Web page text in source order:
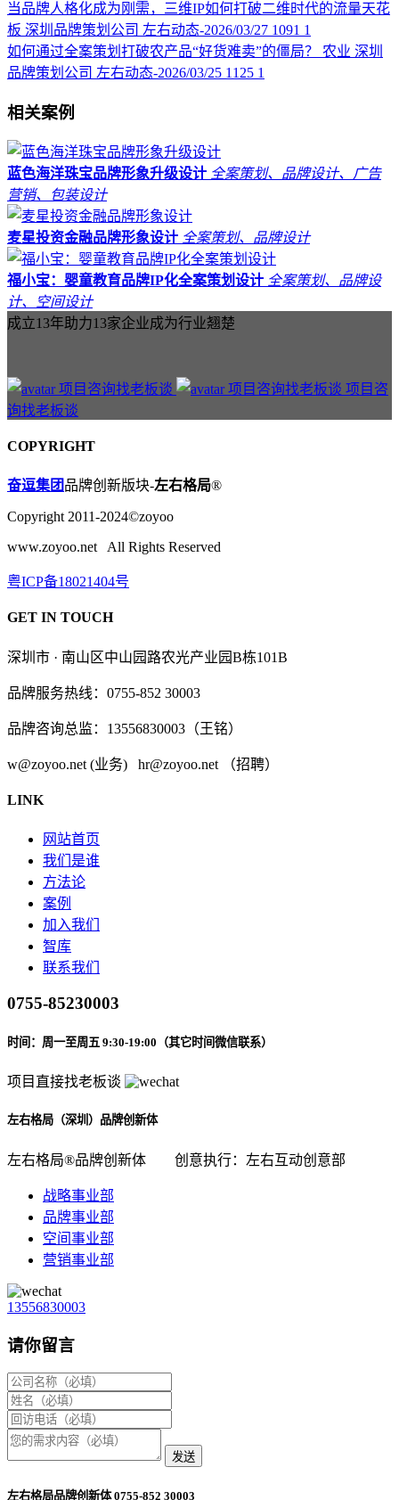
当品牌人格化成为刚需，三维IP如何打破二维时代的流量天花
板 深圳品牌策划公司 左右动态-2026/03/27 1091 1
如何通过全案策划打破农产品“好货难卖”的僵局？
农业 深圳
品牌策划公司 左右动态-2026/03/25 1125 1
相关案例
蓝色海洋珠宝品牌形象升级设计 全案策划、品牌设计、广告
营销、包装设计
麦星投资金融品牌形象设计 全案策划、品牌设计
福小宝：婴童教育品牌IP化全案策划设计 全案策划、品牌设
计、空间设计
成立13年助力13家企业成为行业翘楚
项目咨
询找老板谈
COPYRIGHT
奋逗集团品牌创新版块-左右格局®
Copyright 2011-2024©zoyoo
www.zoyoo.net All Rights Reserved
粤ICP备18021404号
GET IN TOUCH
深圳市 · 南山区中山园路农光产业园B栋101B
品牌服务热线：0755-852 30003
品牌咨询总监：13556830003（王铭）
w@zoyoo.net (业务) hr@zoyoo.net （招聘）
LINK
网站首页
我们是谁
方法论
案例
加入我们
智库
联系我们
0755-85230003
时间：周一至周五 9:30-19:00（其它时间微信联系）
项目直接找老板谈
左右格局（深圳）品牌创新体
左右格局®品牌创新体 创意执行：左右互动创意部
战略事业部
品牌事业部
空间事业部
营销事业部
13556830003
请你留言
发送
左右格局品牌创新体 0755-852 30003